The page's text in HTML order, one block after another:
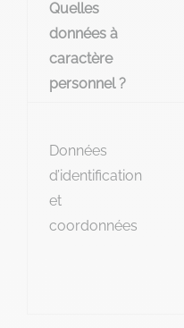
Quelles
données à
caractère
personnel ?
Données
d’identification
et
coordonnées